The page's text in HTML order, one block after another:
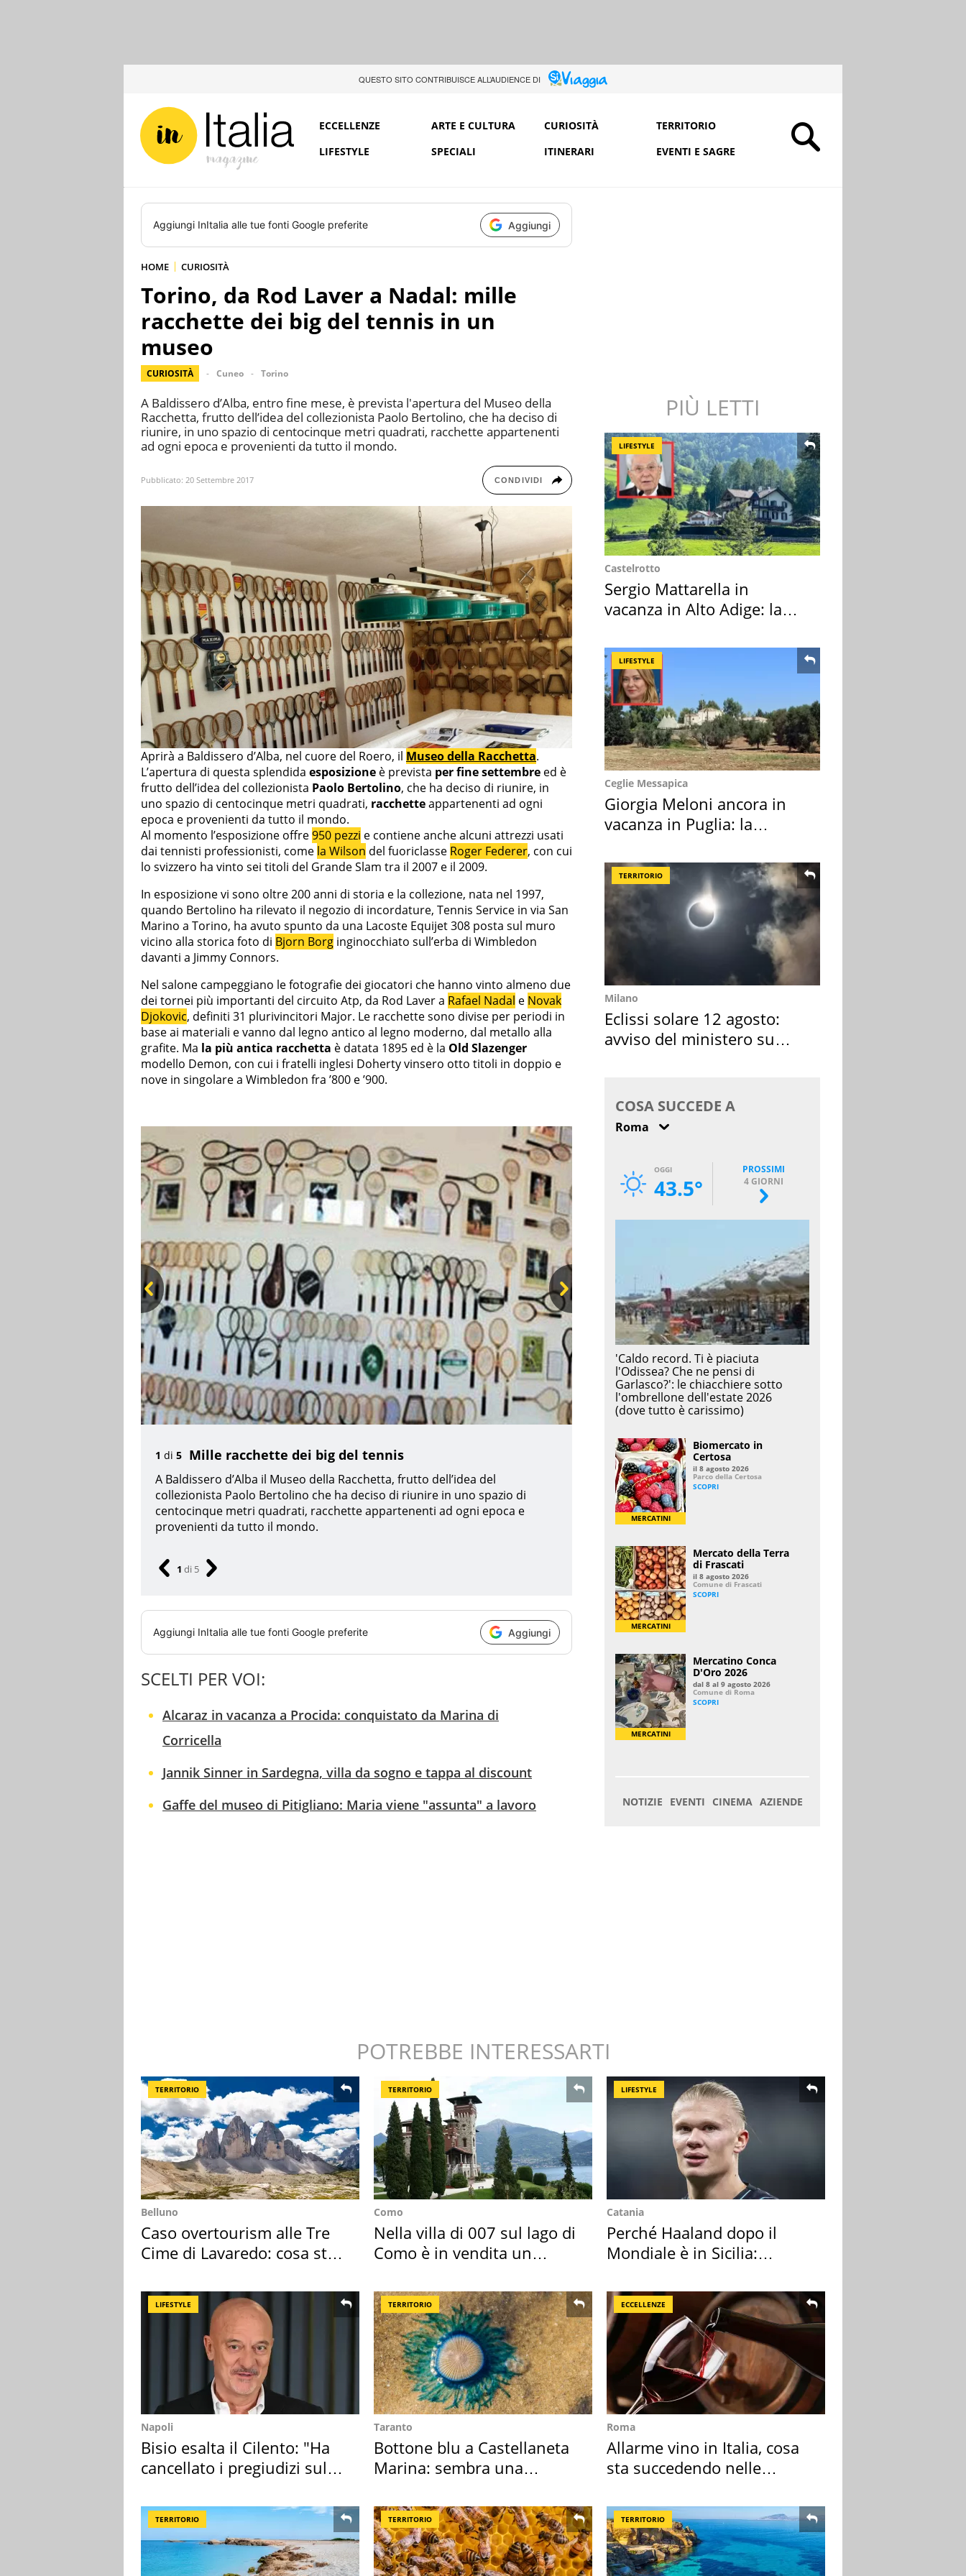
QUESTO SITO CONTRIBUISCE ALL’AUDIENCE DI
ECCELLENZE ARTE E CULTURA CURIOSITÀ
TERRITORIO
LIFESTYLE
SPECIALI ITINERARI EVENTI E SAGRE
Aggiungi InItalia alle tue fonti Google preferite Aggiungi
HOME CURIOSITÀ
Torino, da Rod Laver a Nadal: mille
racchette dei big del tennis in un
museo
CURIOSITÀ Cuneo Torino
A Baldissero d’Alba, entro fine mese, è prevista l'apertura del Museo della
Racchetta, frutto dell’idea del collezionista Paolo Bertolino, che ha deciso di
riunire, in uno spazio di centocinque metri quadrati, racchette appartenenti
ad ogni epoca e provenienti da tutto il mondo.
Pubblicato: 20 Settembre 2017 CONDIVIDI
Aprirà a Baldissero d’Alba, nel cuore del Roero, il Museo della Racchetta.
L’apertura di questa splendida esposizione è prevista per fine settembre ed è
frutto dell’idea del collezionista Paolo Bertolino, che ha deciso di riunire, in
uno spazio di centocinque metri quadrati, racchetteappartenenti ad ogni
epoca e provenienti da tutto il mondo.
Al momento l’esposizione offre950 pezzi e contiene anche alcuni attrezzi usati
dai tennisti professionisti, come la Wilson del fuoriclasse Roger Federer, con cui
lo svizzero ha vinto sei titoli del Grande Slam tra il 2007 e il 2009.
In esposizione vi sono oltre 200 anni di storia e la collezione, nata nel 1997,
quando Bertolino ha rilevato il negozio di incordature, Tennis Service in via San
Marino a Torino, ha avuto spunto da una Lacoste Equijet 308 posta sul muro
vicino alla storica foto di Bjorn Borg inginocchiato sull’erba di Wimbledon
davanti a Jimmy Connors.
Nel salone campeggiano le fotografie dei giocatori che hanno vinto almeno due
dei tornei più importanti del circuito Atp, da Rod Laver a Rafael Nadal e Novak
Djokovic, definiti 31 plurivincitori Major. Le racchette sono divise per periodi in
base ai materiali e vanno dal legno antico al legno moderno, dal metallo alla
grafite. Ma la più antica racchetta è datata 1895 ed è la Old Slazenger
modello Demon, con cui i fratelli inglesi Doherty vinsero otto titoli in doppio e
nove in singolare a Wimbledon fra ’800 e ’900.
Pre
v
Ne
xt
1 di 5 Mille racchette dei big del tennis
A Baldissero d’Alba il Museo della Racchetta, frutto dell’idea del
collezionista Paolo Bertolino che ha deciso di riunire in uno spazio di
centocinque metri quadrati, racchette appartenenti ad ogni epoca e
provenienti da tutto il mondo.
1 di 5
Aggiungi InItalia alle tue fonti Google preferite Aggiungi
SCELTI PER VOI:
Alcaraz in vacanza a Procida: conquistato da Marina di
Corricella
Jannik Sinner in Sardegna, villa da sogno e tappa al discount
Gaffe del museo di Pitigliano: Maria viene "assunta" a lavoro
PIÙ LETTI
LIFESTYLE
Castelrotto
Sergio Mattarella in
vacanza in Alto Adige: la
LIFESTYLE
Ceglie Messapica
Giorgia Meloni ancora in
vacanza in Puglia: la
TERRITORIO
Milano
Eclissi solare 12 agosto:
avviso del ministero su
POTREBBE INTERESSARTI
TERRITORIO
Belluno
Caso overtourism alle Tre
Cime di Lavaredo: cosa sta
TERRITORIO
Como
Nella villa di 007 sul lago di
Como è in vendita un
LIFESTYLE
Catania
Perché Haaland dopo il
Mondiale è in Sicilia:
LIFESTYLE
Napoli
Bisio esalta il Cilento: "Ha
cancellato i pregiudizi sul
TERRITORIO
Taranto
Bottone blu a Castellaneta
Marina: sembra una
ECCELLENZE
Roma
Allarme vino in Italia, cosa
sta succedendo nelle
TERRITORIO TERRITORIO TERRITORIO